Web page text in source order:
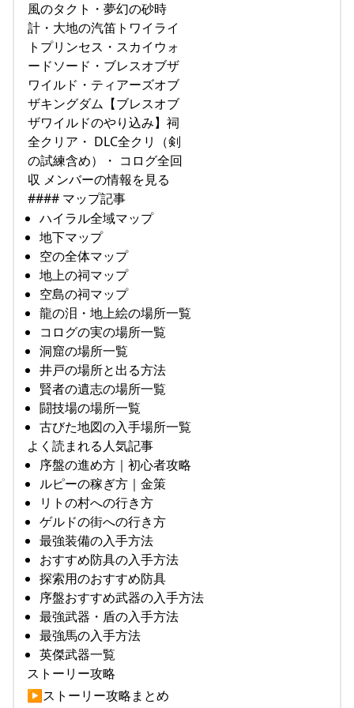
風のタクト・夢幻の砂時
計・大地の汽笛トワイライ
トプリンセス・スカイウォ
ードソード・ブレスオブザ
ワイルド・ティアーズオブ
ザキングダム【ブレスオブ
ザワイルドのやり込み】祠
全クリア・ DLC全クリ（剣
の試練含め）・ コログ全回
収 メンバーの情報を見る
#### マップ記事
ハイラル全域マップ
地下マップ
空の全体マップ
地上の祠マップ
空島の祠マップ
龍の泪・地上絵の場所一覧
コログの実の場所一覧
洞窟の場所一覧
井戸の場所と出る方法
賢者の遺志の場所一覧
闘技場の場所一覧
古びた地図の入手場所一覧
よく読まれる人気記事
序盤の進め方｜初心者攻略
ルピーの稼ぎ方｜金策
リトの村への行き方
ゲルドの街への行き方
最強装備の入手方法
おすすめ防具の入手方法
探索用のおすすめ防具
序盤おすすめ武器の入手方法
最強武器・盾の入手方法
最強馬の入手方法
英傑武器一覧
ストーリー攻略
▶︎ストーリー攻略まとめ